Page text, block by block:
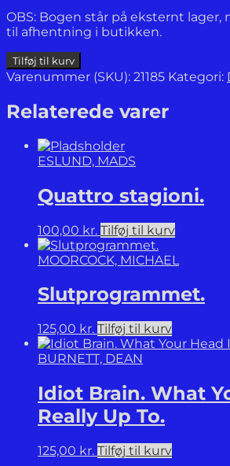
OBS: Bogen står på eksternt lager,
til afhentning i butikken.
Fra
hvalp
jagthund.
antal
Tilføj til kurv
Varenummer (SKU): 21185 Kategori:
Relaterede varer
ESLUND, MADS
Quattro stagioni.
100,00 kr. Tilføj til kurv
MOORCOCK, MICHAEL
Slutprogrammet.
125,00 kr. Tilføj til kurv
BURNETT, DEAN
Idiot Brain. What
Really Up To.
125,00 kr. Tilføj til kurv